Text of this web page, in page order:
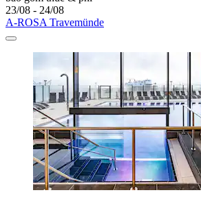
23/08 - 24/08
A-ROSA Travemünde